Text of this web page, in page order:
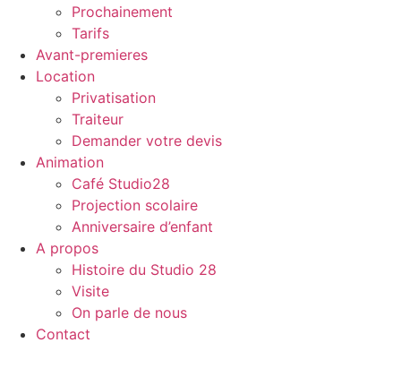
Prochainement
Tarifs
Avant-premieres
Location
Privatisation
Traiteur
Demander votre devis
Animation
Café Studio28
Projection scolaire
Anniversaire d’enfant
A propos
Histoire du Studio 28
Visite
On parle de nous
Contact